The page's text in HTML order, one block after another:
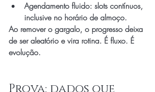
Agendamento fluido: slots contínuos,
inclusive no horário de almoço.
Ao remover o gargalo, o progresso deixa
de ser aleatório e vira rotina. É fluxo. É
evolução.